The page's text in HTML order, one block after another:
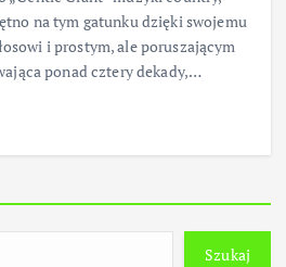
na tym gatunku dzięki swojemu
i prostym, ale poruszającym
ponad cztery dekady,…
Szukaj